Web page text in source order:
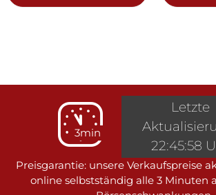
3min
Preisgarantie: unsere Verkaufspreise
online selbstständig alle 3 Minuten
Letzte
22:45:58